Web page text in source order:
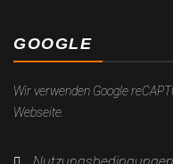
GOOGLE
Wir verwenden Google
Webseite.